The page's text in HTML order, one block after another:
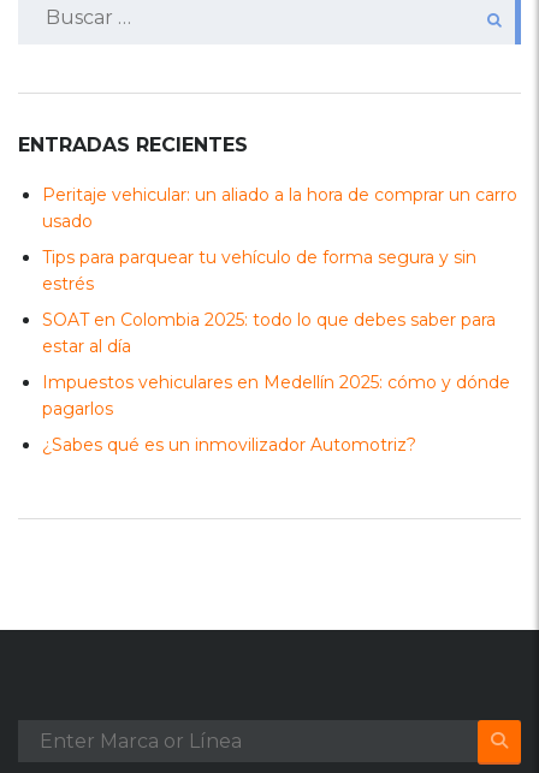
ENTRADAS RECIENTES
Peritaje vehicular: un aliado a la hora de comprar un carro
usado
Tips para parquear tu vehículo de forma segura y sin
estrés
SOAT en Colombia 2025: todo lo que debes saber para
estar al día
Impuestos vehiculares en Medellín 2025: cómo y dónde
pagarlos
¿Sabes qué es un inmovilizador Automotriz?